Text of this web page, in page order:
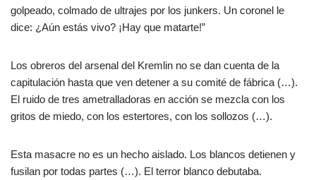
golpeado, colmado de ultrajes por los junkers. Un coronel le
dice: ¿Aún estás vivo? ¡Hay que matarte!”
Los obreros del arsenal del Kremlin no se dan cuenta de la
capitulación hasta que ven detener a su comité de fábrica (…).
El ruido de tres ametralladoras en acción se mezcla con los
gritos de miedo, con los estertores, con los sollozos (…).
Esta masacre no es un hecho aislado. Los blancos detienen y
fusilan por todas partes (…). El terror blanco debutaba.